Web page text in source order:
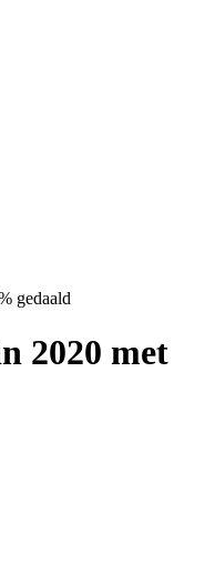
gedaald
2020 met